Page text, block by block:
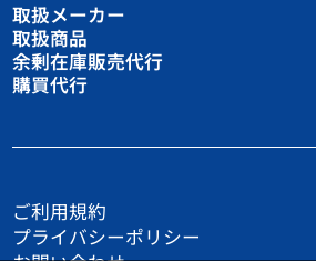
取扱メーカー
取扱商品
余剰在庫販売代行
購買代行
ご利用規約
プライバシーポリシー